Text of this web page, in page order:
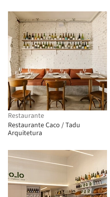
Restaurante
Restaurante Caco / Tadu
Arquitetura